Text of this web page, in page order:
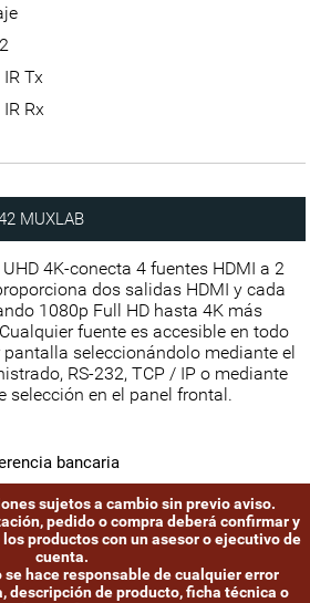
Tx
Rx
MUXLAB
4K-conecta 4 fuentes HDMI a 2
dos salidas HDMI y cada
1080p Full HD hasta 4K más
fuente es accesible en todo
seleccionándolo mediante el
RS-232, TCP / IP o mediante
selección en el panel frontal.
bancaria
sujetos a cambio sin previo aviso.
pedido o compra deberá confirmar y
productos con un asesor o ejecutivo de
cuenta.
se hace responsable de cualquier error
descripción de producto, ficha técnica o